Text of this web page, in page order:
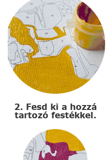
2. Fesd ki a hozzá
tartozó festékkel.